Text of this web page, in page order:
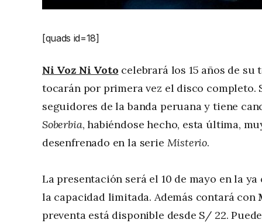
[quads id=18]
Ni Voz Ni Voto celebrará los 15 años de su
tocarán por primera vez el disco completo.
seguidores de la banda peruana y tiene
Soberbia, habiéndose hecho, esta última,
desenfrenado en la serie Misterio.
La presentación será el 10 de mayo en la
la capacidad limitada. Además contará con
preventa está disponible desde S/ 22.